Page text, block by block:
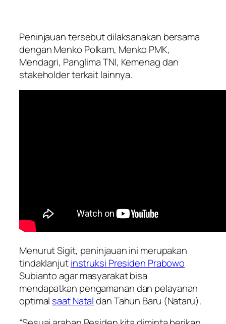
Peninjauan tersebut dilaksanakan bersama
dengan Menko Polkam, Menko PMK,
Mendagri, Panglima TNI, Kemenag dan
stakeholder terkait lainnya.
Menurut Sigit, peninjauan ini merupakan
tindaklanjutinstruksi Presiden Prabowo
Subianto agar masyarakat bisa
mendapatkan pengamanan dan pelayanan
optimal saat Nataldan Tahun Baru (Nataru).